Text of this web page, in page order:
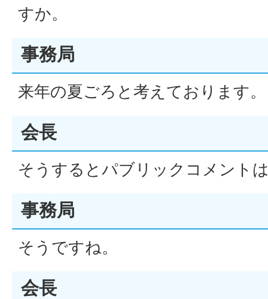
すか。
事務局
来年の夏ごろと考えております。
会長
そうするとパブリックコメント
事務局
そうですね。
会長